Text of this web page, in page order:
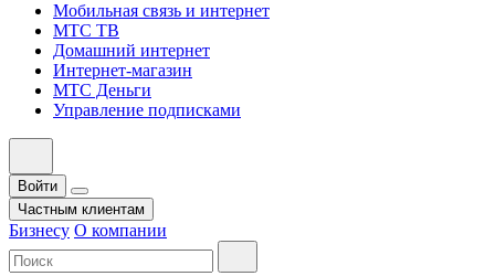
Мобильная связь и интернет
МТС ТВ
Домашний интернет
Интернет-магазин
МТС Деньги
Управление подписками
Войти
Частным клиентам
Бизнесу О компании